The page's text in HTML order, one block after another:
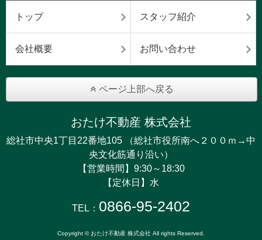
トップ スタッフ紹介
会社概要 お問い合わせ
ページ上部へ戻る
おたけ不動産 株式会社
総社市中央1丁目22番地105 （総社市役所南へ２００ｍ→中
央文化筋通り沿い）
【営業時間】9:30～18:30
【定休日】水
TEL： 0866-95-2402
Copyright © おたけ不動産 株式会社 All rights Reserved.